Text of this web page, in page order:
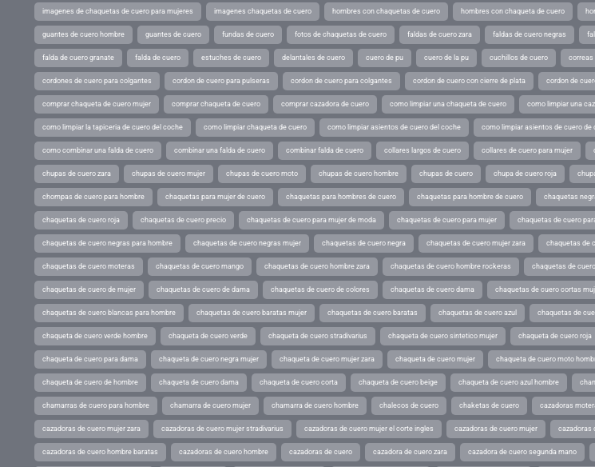
imagenes de chaquetas de cuero para mujeres imagenes chaquetas de cuero hombres con chaquetas de cuero hombres con chaqueta de cuero
guantes de cuero hombre guantes de cuero fundas de cuero fotos de chaquetas de cuero faldas de cuero zara faldas de cuero negras
falda de cuero granate falda de cuero estuches de cuero delantales de cuero cuero de pu cuero de la pu cuchillos de cuero correas
cordones de cuero para colgantes cordon de cuero para pulseras cordon de cuero para colgantes cordon de cuero con cierre de plata cordon de
comprar chaqueta de cuero mujer comprar chaqueta de cuero comprar cazadora de cuero como limpiar una chaqueta de cuero como limpiar una
como limpiar la tapiceria de cuero del coche como limpiar chaqueta de cuero como limpiar asientos de cuero del coche como limpiar asientos de cuero de
como combinar una falda de cuero combinar una falda de cuero combinar falda de cuero collares largos de cuero collares de cuero para mujer
chupas de cuero zara chupas de cuero mujer chupas de cuero moto chupas de cuero hombre chupas de cuero chupa de cuero roja
chompas de cuero para hombre chaquetas para mujer de cuero chaquetas para hombres de cuero chaquetas para hombre de cuero chaquetas
chaquetas de cuero roja chaquetas de cuero precio chaquetas de cuero para mujer de moda chaquetas de cuero para mujer chaquetas de cuero
chaquetas de cuero negras para hombre chaquetas de cuero negras mujer chaquetas de cuero negra chaquetas de cuero mujer zara chaquetas de
chaquetas de cuero moteras chaquetas de cuero mango chaquetas de cuero hombre zara chaquetas de cuero hombre rockeras chaquetas de
chaquetas de cuero de mujer chaquetas de cuero de dama chaquetas de cuero de colores chaquetas de cuero dama chaquetas de cuero cortas
chaquetas de cuero blancas para hombre chaquetas de cuero baratas mujer chaquetas de cuero baratas chaquetas de cuero azul chaquetas de
chaqueta de cuero verde hombre chaqueta de cuero verde chaqueta de cuero stradivarius chaqueta de cuero sintetico mujer chaqueta de cuero roja
chaqueta de cuero para dama chaqueta de cuero negra mujer chaqueta de cuero mujer zara chaqueta de cuero mujer chaqueta de cuero moto
chaqueta de cuero de hombre chaqueta de cuero dama chaqueta de cuero corta chaqueta de cuero beige chaqueta de cuero azul hombre
chamarras de cuero para hombre chamarra de cuero mujer chamarra de cuero hombre chalecos de cuero chaketas de cuero cazadoras
cazadoras de cuero mujer zara cazadoras de cuero mujer stradivarius cazadoras de cuero mujer el corte ingles cazadoras de cuero mujer cazadoras
cazadoras de cuero hombre baratas cazadoras de cuero hombre cazadoras de cuero cazadora de cuero zara cazadora de cuero segunda mano